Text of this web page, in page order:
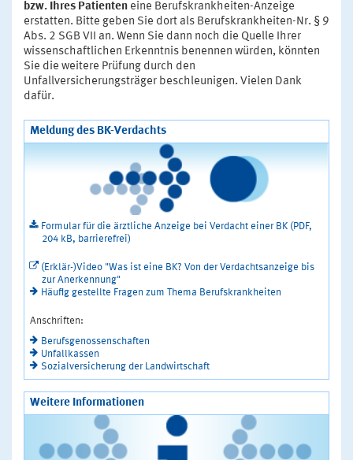
bzw. Ihres Patienten eine Berufskrankheiten-Anzeige
erstatten. Bitte geben Sie dort als Berufskrankheiten-Nr. § 9
Abs. 2 SGB VII an. Wenn Sie dann noch die Quelle Ihrer
wissenschaftlichen Erkenntnis benennen würden, könnten
Sie die weitere Prüfung durch den
Unfallversicherungsträger beschleunigen. Vielen Dank
dafür.
Meldung des BK-Verdachts
Formular für die ärztliche Anzeige bei Verdacht einer BK (PDF,
204 kB, barrierefrei)
(Erklär-)Video "Was ist eine BK? Von der Verdachtsanzeige bis
zur Anerkennung"
Häufig gestellte Fragen zum Thema Berufskrankheiten
Anschriften:
Berufsgenossenschaften
Unfallkassen
Sozialversicherung der Landwirtschaft
Weitere Informationen